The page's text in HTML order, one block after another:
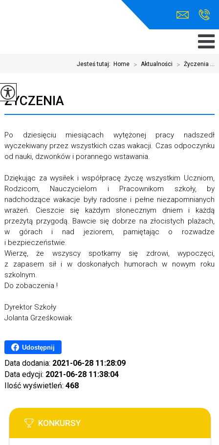
Jesteś tutaj: Home > Aktualności > Życzenia ...
ŻYCZENIA
Po dziesięciu miesiącach wytężonej pracy nadszedł
wyczekiwany przez wszystkich czas wakacji. Czas odpoczynku
od nauki, dzwonków i porannego wstawania.
Dziękując za wysiłek i współpracę życzę wszystkim Uczniom,
Rodzicom, Nauczycielom i Pracownikom szkoły, by
nadchodzące wakacje były radosne i pełne niezapomnianych
wrażeń. Cieszcie się każdym słonecznym dniem i każdą
przeżytą przygodą. Bawcie się dobrze na złocistych plażach,
w górach i nad jeziorem, pamiętając o rozwadze
i bezpieczeństwie.
Wierzę, że wszyscy spotkamy się zdrowi, wypoczęci,
z zapasem sił i w doskonałych humorach w nowym roku
szkolnym.
Do zobaczenia !
Dyrektor Szkoły
Jolanta Grześkowiak
Udostępnij
Data dodania: 2021-06-28 11:28:09
Data edycji: 2021-06-28 11:38:04
Ilość wyświetleń: 468
KONKURSY